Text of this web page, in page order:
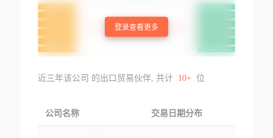
登录查看更多
近三年该公司 的出口贸易伙伴, 共计 10+ 位
公司名称 交易日期分布